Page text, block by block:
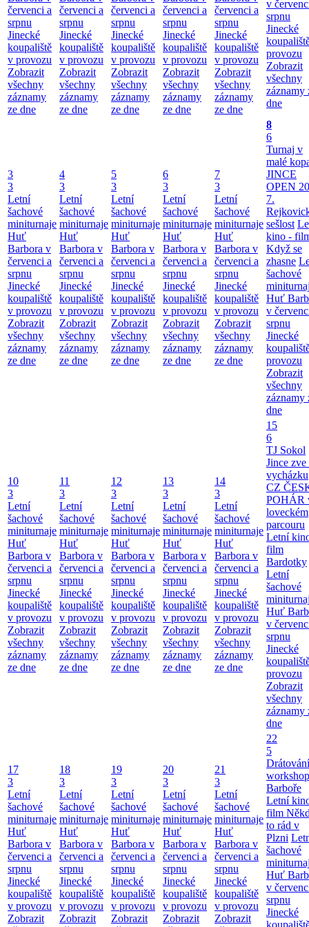
červenci a
srpnu
Jinecké
koupaliště
v provozu
Zobrazit
všechny
záznamy
ze dne
červenci a
srpnu
Jinecké
koupaliště
v provozu
Zobrazit
všechny
záznamy
ze dne
červenci a
srpnu
Jinecké
koupaliště
v provozu
Zobrazit
všechny
záznamy
ze dne
červenci a
srpnu
Jinecké
koupaliště
v provozu
Zobrazit
všechny
záznamy
ze dne
červenci a
srpnu
Jinecké
koupaliště
v provozu
Zobrazit
všechny
záznamy
ze dne
v
srpnu
Jinecké
provozu
Zobrazit
všechny
záznamy
dne
3
3
Letní
šachové
miniturnaje
Huť
Barbora v
červenci a
srpnu
Jinecké
koupaliště
v provozu
Zobrazit
všechny
záznamy
ze dne
4
3
Letní
šachové
miniturnaje
Huť
Barbora v
červenci a
srpnu
Jinecké
koupaliště
v provozu
Zobrazit
všechny
záznamy
ze dne
5
3
Letní
šachové
miniturnaje
Huť
Barbora v
červenci a
srpnu
Jinecké
koupaliště
v provozu
Zobrazit
všechny
záznamy
ze dne
6
3
Letní
šachové
miniturnaje
Huť
Barbora v
červenci a
srpnu
Jinecké
koupaliště
v provozu
Zobrazit
všechny
záznamy
ze dne
7
3
Letní
šachové
miniturnaje
Huť
Barbora v
červenci a
srpnu
Jinecké
koupaliště
v provozu
Zobrazit
všechny
záznamy
ze dne
8
6
Turnaj v
malé
JINCE
OPEN
7.
sešlost
kino -
Když se
zhasne
šachové
Huť
v
srpnu
Jinecké
provozu
Zobrazit
všechny
záznamy
dne
10
3
Letní
šachové
miniturnaje
Huť
Barbora v
červenci a
srpnu
Jinecké
koupaliště
v provozu
Zobrazit
všechny
záznamy
ze dne
11
3
Letní
šachové
miniturnaje
Huť
Barbora v
červenci a
srpnu
Jinecké
koupaliště
v provozu
Zobrazit
všechny
záznamy
ze dne
12
3
Letní
šachové
miniturnaje
Huť
Barbora v
červenci a
srpnu
Jinecké
koupaliště
v provozu
Zobrazit
všechny
záznamy
ze dne
13
3
Letní
šachové
miniturnaje
Huť
Barbora v
červenci a
srpnu
Jinecké
koupaliště
v provozu
Zobrazit
všechny
záznamy
ze dne
14
3
Letní
šachové
miniturnaje
Huť
Barbora v
červenci a
srpnu
Jinecké
koupaliště
v provozu
Zobrazit
všechny
záznamy
ze dne
15
6
TJ Sokol
Jince zve
vycházku
CZ
POHÁR
loveckém
parcouru
Letní
film
Bardotky
Letní
šachové
Huť
v
srpnu
Jinecké
provozu
Zobrazit
všechny
záznamy
dne
17
3
Letní
šachové
miniturnaje
Huť
Barbora v
červenci a
srpnu
Jinecké
koupaliště
v provozu
Zobrazit
18
3
Letní
šachové
miniturnaje
Huť
Barbora v
červenci a
srpnu
Jinecké
koupaliště
v provozu
Zobrazit
19
3
Letní
šachové
miniturnaje
Huť
Barbora v
červenci a
srpnu
Jinecké
koupaliště
v provozu
Zobrazit
20
3
Letní
šachové
miniturnaje
Huť
Barbora v
červenci a
srpnu
Jinecké
koupaliště
v provozu
Zobrazit
21
3
Letní
šachové
miniturnaje
Huť
Barbora v
červenci a
srpnu
Jinecké
koupaliště
v provozu
Zobrazit
22
5
Barboře
Letní
film
to rád v
Plzni
šachové
Huť
v
srpnu
Jinecké